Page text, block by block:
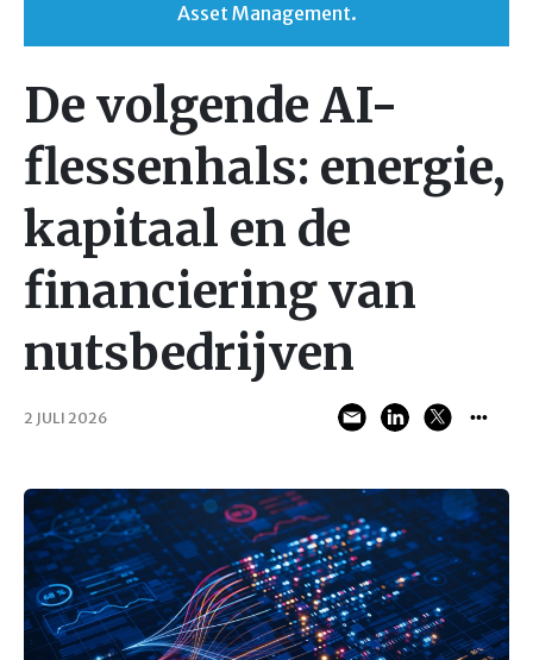
Asset Management.
De volgende AI-
flessenhals: energie,
kapitaal en de
financiering van
nutsbedrijven
2 JULI 2026